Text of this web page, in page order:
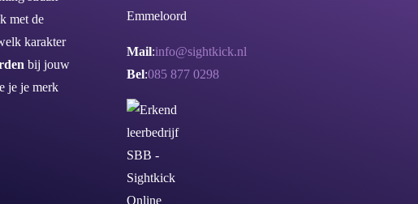
met de
karakter
bij jouw
je je merk
Emmeloord
Mail:info@sightkick.nl
Bel:085 877 0298